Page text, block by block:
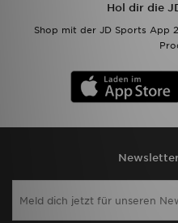
Hol dir die
Shop mit der JD Sports App